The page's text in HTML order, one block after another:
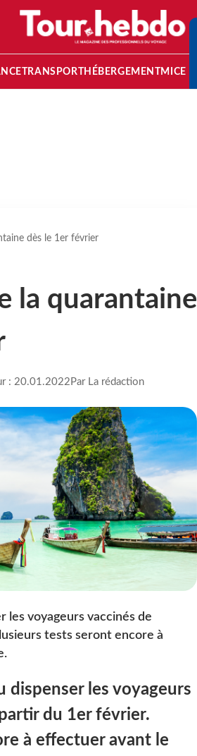
TRANSPORT HÉBERGEMENTMICE
dès le 1er février
la quarantaine
: 20.01.2022 Par La rédaction
les voyageurs vaccinés de
tests seront encore à
dispenser les voyageurs
du 1er février.
à effectuer avant le